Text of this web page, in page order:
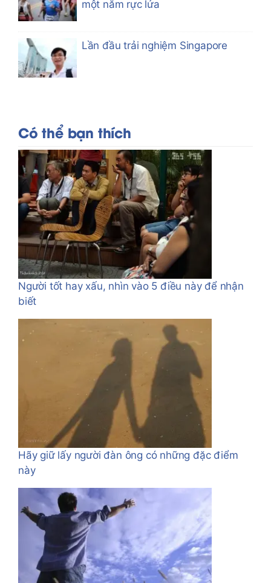
một năm rực lửa
Lần đầu trải nghiệm Singapore
Có thể bạn thích
Người tốt hay xấu, nhìn vào 5 điều này để nhận
biết
Hãy giữ lấy người đàn ông có những đặc điểm
này